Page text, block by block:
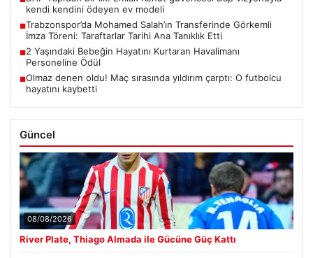
kendi kendini ödeyen ev modeli
■Trabzonspor’da Mohamed Salah’ın Transferinde Görkemli
İmza Töreni: Taraftarlar Tarihi Ana Tanıklık Etti
■2 Yaşındaki Bebeğin Hayatını Kurtaran Havalimanı
Personeline Ödül
■Olmaz denen oldu! Maç sırasında yıldırım çarptı: O futbolcu
hayatını kaybetti
Güncel
08/08/2026
River Plate, Thiago Almada ile Gücüne Güç Kattı